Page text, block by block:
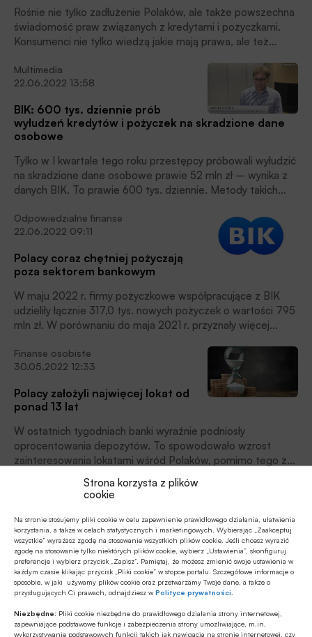
Strona korzysta z plików
cookie
Na stronie stosujemy pliki cookie w celu zapewnienie prawidłowego działania, ułatwienia
korzystania, a także w celach statystycznych i marketingowych. Wybierając „Zaakceptuj
wszystkie” wyrażasz zgodę na stosowanie wszystkich plików cookie. Jeśli chcesz wyrazić
zgodę na stosowanie tylko niektórych plików cookie, wybierz „Ustawienia”, skonfiguruj
preferencje i wybierz przycisk „Zapisz”. Pamiętaj, że możesz zmienić swoje ustawienia w
każdym czasie klikając przycisk „Pliki cookie” w stopce portalu. Szczegółowe informacje o
sposobie, w jaki używamy plików cookie oraz przetwarzamy Twoje dane, a także o
przysługujących Ci prawach, odnajdziesz wPolityce prywatności
Niezbędne: Pliki cookie niezbędne do prawidłowego działania strony internetowej,
zapewniające podstawowe funkcje i zabezpieczenia strony umożliwiające, m.in.
wykorzystywanie podstawowych funkcji takich jak nawigacja na stronie internetowej, czy
Rośnie nie tylko zadłużenie Polaków, ale także powszechna
świadomość praw związanych z kredytami i pożyczkami.
Konsumenci nie tylko wiedzą jakie mają prawa, ale też
Multimedia
22.06.2022 13:58
BIK: 600 tys. dziennie prób
wyłudzeń kredytów i pożyczek na skradzione dane
osobowe
Tylko w I kwartale tego roku przestępcy próbowali wyłudzić
na skradzione dane osobowe prawie 52 mln zł – wynika z
danych BIK. To prawie 600 tys. dziennie. Metody takich
świadomym zagrożenia, wystarczy pośpiech, zmęczenie
albo chwila nieuwagi, żeby ulec manipulacji socjotechnicznej
i stać się ofiarą. Stale poprawiają się jednak narzędzia
technologiczne, które pozwalają minimalizować to ryzyko, a
dodatkowo objąć ochroną także bardziej narażonych na
ataki członków rodziny – osoby niepełnoletnie i starsze.
Jednym z nich są alerty BIK dostępne w ofercie rodzinnej.
Odpowiedzialne finanse
22.06.2022 09:11
Polacy coraz chętniej pożyczają
poza sektorem bankowym
W maju 2022 r. firmy pożyczkowe współpracujące z BIK
udzieliły łącznie 317,0 tys. nowych pożyczek o wartości 795
mln zł. W porównaniu do maja 2021 r. przyznały więcej
wartościowym (+41,9%), czytamy w najnowszym
newsletterze Biura Informacji Kredytowej.
Finanse osobiste
30.05.2022 12:33
Polacy założyli najwięcej lokat od
ponad 13 lat
W ostatnich tygodniach banki wyraźnie podniosły
oprocentowania depozytów. To spowodowało wzrost
zainteresowania lokatami wśród Polaków, pomimo tego że
przeciętna lokata nie daje nawet nadziei na ochronę
kapitału przed inflacją.
Finanse osobiste
25.05.2022 18:07
Santander Consumer Bank: jak
umiejętnie zarządzać swoim budżetem?
Inflacja w Polsce rośnie. Ceny towarów i usług
konsumpcyjnych w kwietniu 2022 wzrosły o 12,4 proc. rdr i
o 2 proc. w porównaniu do marca br, podał Główny Urząd
Statystyczny. W związku z postępującą podwyżką cen
produktów i usług, wiele osób może odczuwać silniejszą
Finanse osobiste